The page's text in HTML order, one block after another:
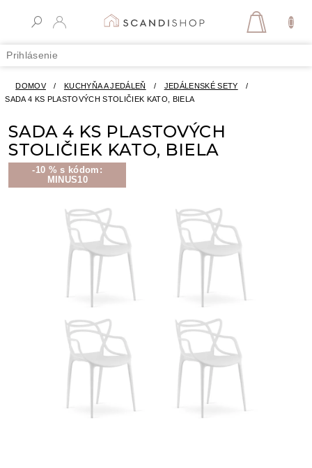
Prihlásenie
DOMOV / KUCHYŇA A JEDÁLEŇ / JEDÁLENSKÉ SETY
/
SADA 4 KS PLASTOVÝCH STOLIČIEK KATO, BIELA
SADA 4 KS PLASTOVÝCH
STOLIČIEK KATO, BIELA
-10 % s kódom:
MINUS10